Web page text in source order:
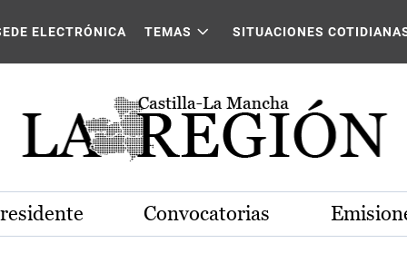
La Mancha
ELECTRÓNICA TEMAS SITUACIONES
Convocatorias